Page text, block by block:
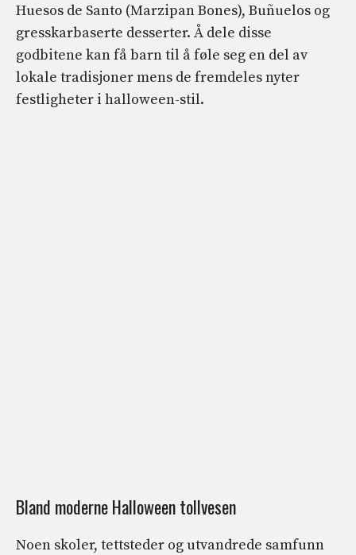
Huesos de Santo (Marzipan Bones), Buñuelos og
gresskarbaserte desserter. Å dele disse
godbitene kan få barn til å føle seg en del av
lokale tradisjoner mens de fremdeles nyter
festligheter i halloween-stil.
Bland moderne Halloween tollvesen
Noen skoler, tettsteder og utvandrede samfunn